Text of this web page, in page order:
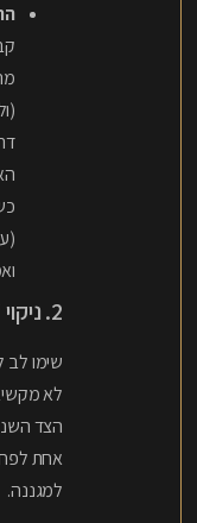
2. ניקוי “השמטות והכללות” מהשפה
שימו לב
הצד
למגננה.